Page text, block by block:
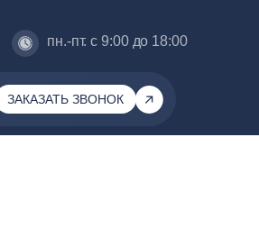
ЗАКАЗАТЬ ЗВОНОК
пн.-пт. с 9:00 до 18:00